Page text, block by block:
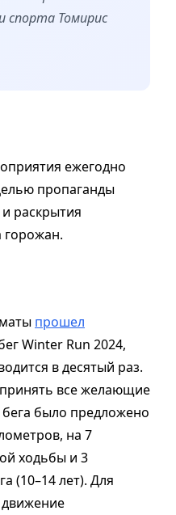
спорта Томирис
ежегодно
пропаганды
раскрытия
горожан.
прошел
Winter Run 2024,
в десятый раз.
принять все желающие
было предложено
на 7
ходьбы и 3
(10–14 лет). Для